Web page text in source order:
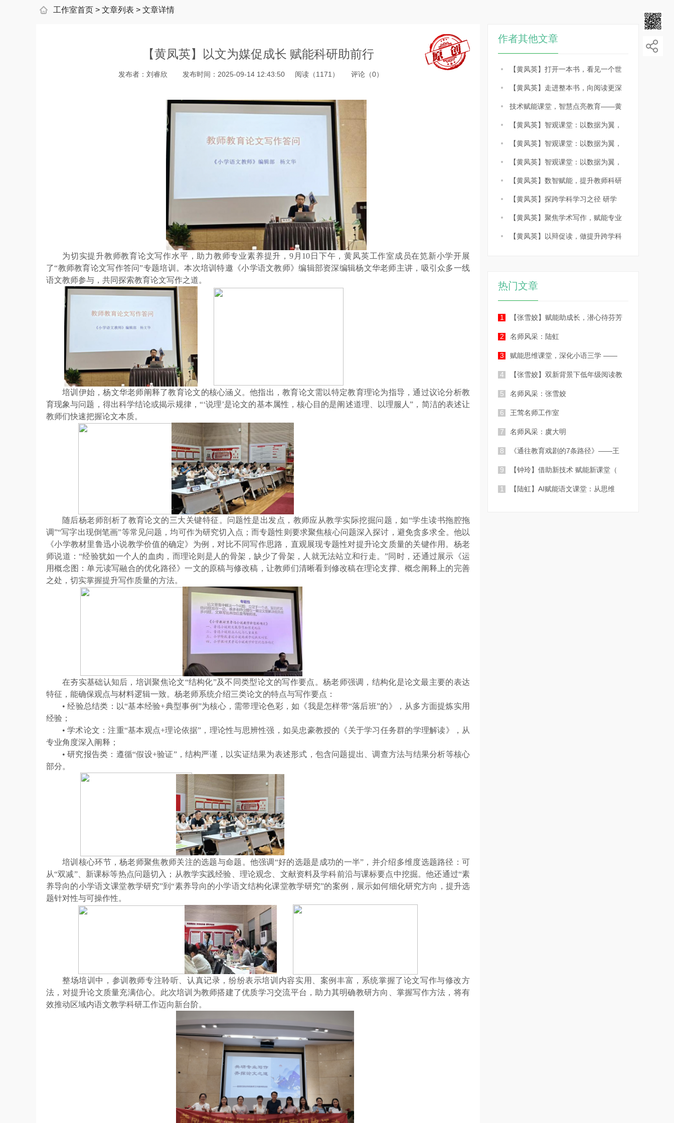
工作室首页 > 文章列表 > 文章详情
作者其他文章
【黄凤英】打开一本书，看见一个世
【黄凤英】走进整本书，向阅读更深
技术赋能课堂，智慧点亮教育——黄
【黄凤英】智观课堂：以数据为翼，
【黄凤英】智观课堂：以数据为翼，
【黄凤英】智观课堂：以数据为翼，
【黄凤英】数智赋能，提升教师科研
【黄凤英】探跨学科学习之径 研学
【黄凤英】聚焦学术写作，赋能专业
【黄凤英】以辩促读，做提升跨学科
热门文章
1 【张雪姣】赋能助成长，潜心待芬芳
2 名师风采：陆虹
3 赋能思维课堂，深化小语三学 ——
4 【张雪姣】双新背景下低年级阅读教
5 名师风采：张雪姣
6 王莺名师工作室
7 名师风采：虞大明
8 《通往教育戏剧的7条路径》——王
9 【钟玲】借助新技术 赋能新课堂（
1
【陆虹】AI赋能语文课堂：从思维
【黄凤英】以文为媒促成长 赋能科研助前行
发布者： 刘睿欣 发布时间： 2025-09-14 12:43:50 阅读（1171 ） 评论（0）
为切实提升教师教育论文写作水平，助力教师专业素养提升， 9月10日下午，黄凤英工作室成员在笕新小学开展
了“教师教育论文写作答问”专题培训。本次培训特邀《小学语文教师》编辑部资深编辑杨文华老师主讲，吸引众多一线
语文教师参与，共同探索教育论文写作之道。
培训伊始，杨文华老师阐释了教育论文的核心涵义。他指出，教育论文需以特定教育理论为指导，通过议论分析教
育现象与问题，得出科学结论或揭示规律， “‘说理’是论文的基本属性，核心目的是阐述道理、以理服人”，简洁的表述让
教师们快速把握论文本质。
随后杨老师剖析了教育论文的三大关键特征。问题性是出发点，教师应从教学实际挖掘问题，如“学生读书拖腔拖
调”“写字出现倒笔画”等常见问题，均可作为研究切入点；而专题性则要求聚焦核心问题深入探讨，避免贪多求全。他以
《小学教材里鲁迅小说教学价值的确定》为例，对比不同写作思路，直观展现专题性对提升论文质量的关键作用。杨老
师说道：“经验犹如一个人的血肉，而理论则是人的骨架，缺少了骨架，人就无法站立和行走。”同时，还通过展示《运
用概念图：单元读写融合的优化路径》一文的原稿与修改稿，让教师们清晰看到修改稿在理论支撑、概念阐释上的完善
之处，切实掌握提升写作质量的方法。
在夯实基础认知后，培训聚焦论文“结构化”及不同类型论文的写作要点。杨老师强调，结构化是论文最主要的表达
特征，能确保观点与材料逻辑一致。 杨老师系统介绍三类论文的特点与写作要点：
• 经验总结类：以“基本经验+典型事例”为核心，需带理论色彩，如《我是怎样带“落后班”的》，从多方面提炼实用
经验；
• 学术论文：注重“基本观点+理论依据”，理论性与思辨性强，如吴忠豪教授的《关于学习任务群的学理解读》，从
专业角度深入阐释；
• 研究报告类：遵循“假设+验证”，结构严谨，以实证结果为表述形式，包含问题提出、调查方法与结果分析等核心
部分。
培训核心环节，杨老师聚焦教师关注的选题与命题。他强调“好的选题是成功的一半”，并介绍多维度选题路径：可
从“双减”、新课标等热点问题切入；从教学实践经验、理论观念、文献资料及学科前沿与课标要点中挖掘。他还通过“素
养导向的小学语文课堂教学研究”到“素养导向的小学语文结构化课堂教学研究”的案例，展示如何细化研究方向，提升选
题针对性与可操作性。
整场培训中，参训教师专注聆听、认真记录，纷纷表示培训内容实用、案例丰富，系统掌握了论文写作与修改方
法，对提升论文质量充满信心。此次培训为教师搭建了优质学习交流平台，助力其明确教研方向、掌握写作方法，将有
效推动区域内语文教学科研工作迈向新台阶。